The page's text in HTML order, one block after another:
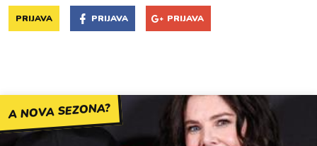
PRIJAVA PRIJAVA PRIJAVA
A NOVA SEZONA?